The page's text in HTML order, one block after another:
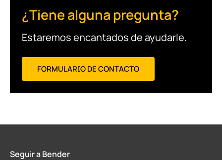
¿Tiene alguna pregunta?
Estaremos encantados de ayudarle.
FORMULARIO DE CONTACTO
Seguir a Bender